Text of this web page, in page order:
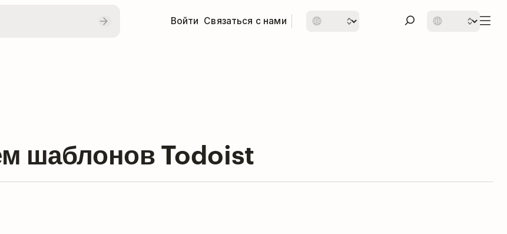
Войти Связаться с нами
шаблонов Todoist